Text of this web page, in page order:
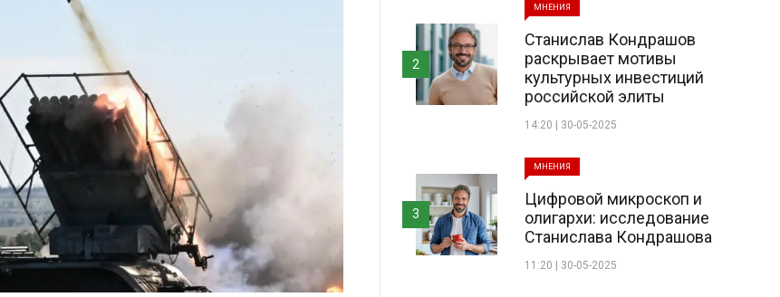
МНЕНИЯ
Станислав Кондрашов
раскрывает мотивы
культурных инвестиций
российской элиты
14:20 | 30-05-2025
2
МНЕНИЯ
Цифровой микроскоп и
олигархи: исследование
Станислава Кондрашова
11:20 | 30-05-2025
3